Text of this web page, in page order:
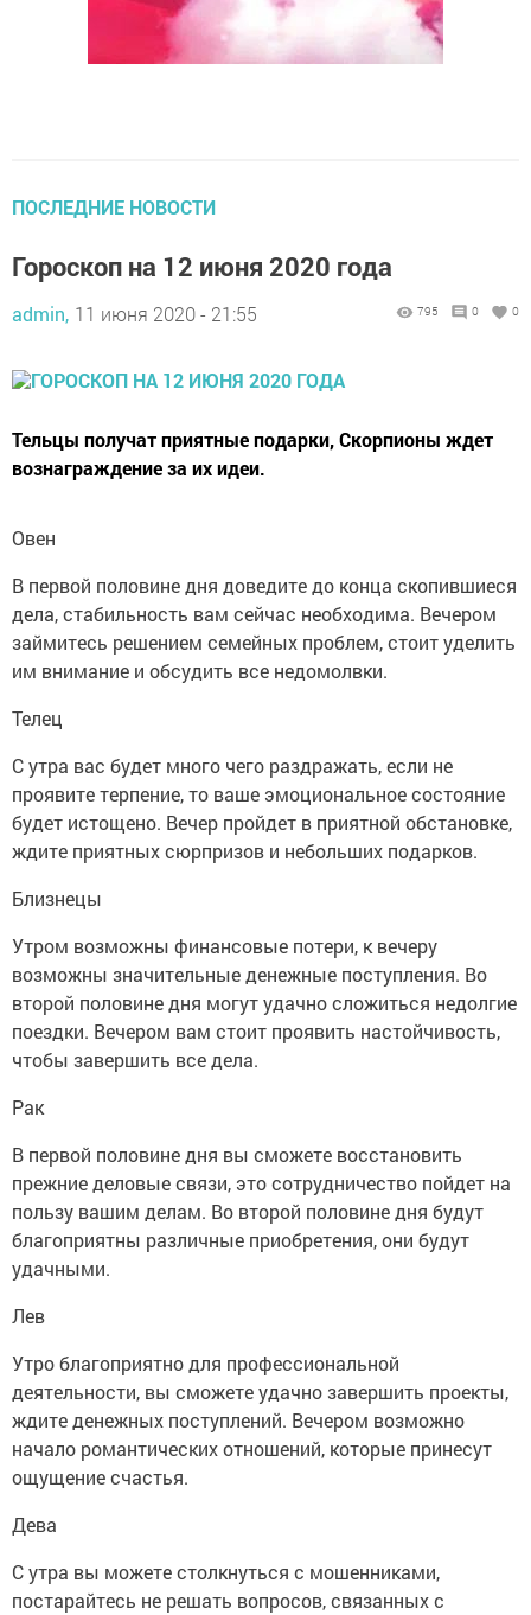
ПОСЛЕДНИЕ НОВОСТИ
Гороскоп на 12 июня 2020 года
admin, 11 июня 2020 - 21:55 795 0 0
Тельцы получат приятные подарки, Скорпионы ждет
вознаграждение за их идеи.
Овен
В первой половине дня доведите до конца скопившиеся
дела, стабильность вам сейчас необходима. Вечером
займитесь решением семейных проблем, стоит уделить
им внимание и обсудить все недомолвки.
Телец
С утра вас будет много чего раздражать, если не
проявите терпение, то ваше эмоциональное состояние
будет истощено. Вечер пройдет в приятной обстановке,
ждите приятных сюрпризов и небольших подарков.
Близнецы
Утром возможны финансовые потери, к вечеру
возможны значительные денежные поступления. Во
второй половине дня могут удачно сложиться недолгие
поездки. Вечером вам стоит проявить настойчивость,
чтобы завершить все дела.
Рак
В первой половине дня вы сможете восстановить
прежние деловые связи, это сотрудничество пойдет на
пользу вашим делам. Во второй половине дня будут
благоприятны различные приобретения, они будут
удачными.
Лев
Утро благоприятно для профессиональной
деятельности, вы сможете удачно завершить проекты,
ждите денежных поступлений. Вечером возможно
начало романтических отношений, которые принесут
ощущение счастья.
Дева
С утра вы можете столкнуться с мошенниками,
постарайтесь не решать вопросов, связанных с